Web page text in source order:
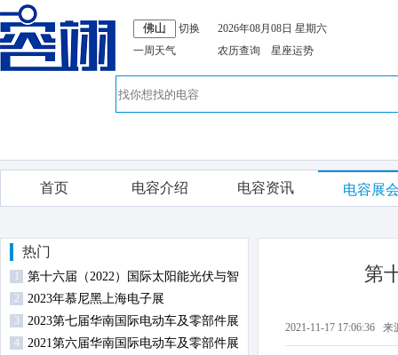
切换
一周天气
2026年08月08日 星期六
农历查询
星座运势
首页 电容介绍 电容资讯 电容展
热门
第十六届（2022）国际太阳能光伏与智
慧能源（上海）展览会暨论坛
2 2023年慕尼黑上海电子展
3
2023第七届华南国际电动车及零部件展
览会
4
2021第六届华南国际电动车及零部件展
第
2021-11-17 17:06:36